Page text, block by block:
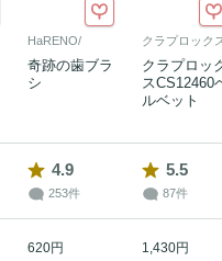
HaRENO/
奇跡の歯ブラ
シ
クラプロック
クラプロッ
スCS12460
ルベット
4.9
253件
5.5
87件
620円 1,430円